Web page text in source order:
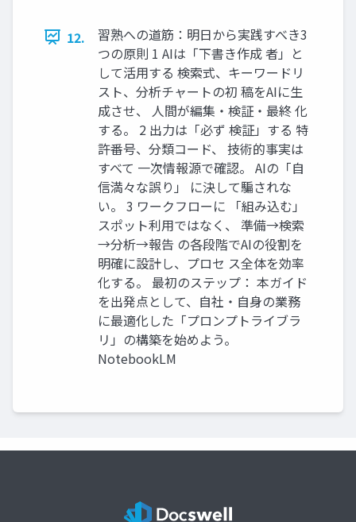
12.
習熟への道筋：明日から実践すべき3
つの原則 1 AIは「下書き作成 者」と
して活用する 検索式、キーワードリ
スト、分析チャートの初 稿をAIに生
成させ、 人間が編集・検証・最終 化
する。 2 出力は「必ず 検証」する 特
許番号、分類コード、 技術的事実は
すべて 一次情報源で確認。 AIの「自
信満々な誤り」 に決して騙されな
い。 3 ワークフローに 「組み込む」
スポット利用ではなく、 準備→検索
→分析→報告 の各段階でAIの役割を
明確に設計し、プロセ ス全体を効率
化する。 最初のステップ： 本ガイド
を出発点として、自社・自身の業務
に最適化した「プロンプトライブラ
リ」の構築を始めよう。
NotebookLM